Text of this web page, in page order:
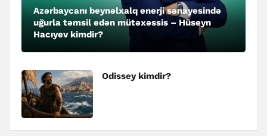
Azərbaycanı beynəlxalq enerji sənayesində
uğurla təmsil edən mütəxəssis – Hüseyn
Hacıyev kimdir?
Odissey kimdir?